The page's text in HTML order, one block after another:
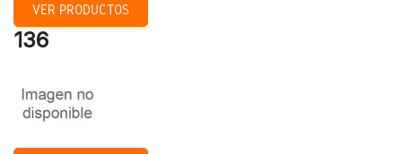
VER PRODUCTOS
136